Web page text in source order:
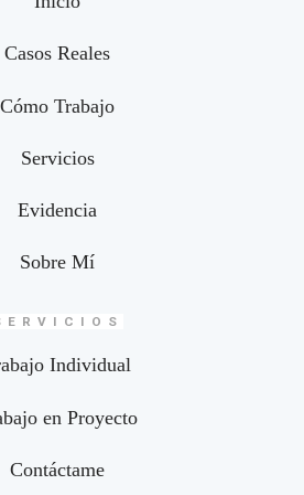
Casos Reales
Cómo Trabajo
Servicios
Evidencia
Sobre Mí
Individual
en Proyecto
Contáctame